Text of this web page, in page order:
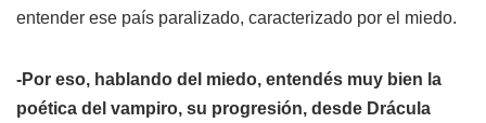
entender ese país paralizado, caracterizado por el miedo.
-Por eso, hablando del miedo, entendés muy bien la
poética del vampiro, su progresión, desde Drácula